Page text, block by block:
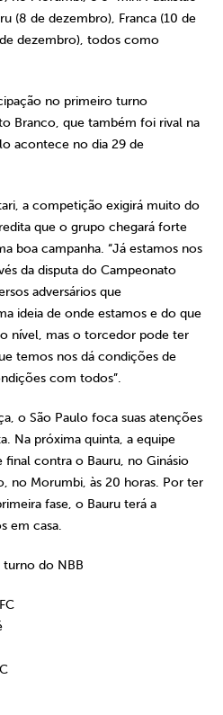
(8 de dezembro), Franca (10 de
dezembro), todos como
no primeiro turno
Branco, que também foi rival na
acontece no dia 29 de
a competição exigirá muito do
que o grupo chegará forte
boa campanha. “Já estamos nos
da disputa do Campeonato
adversários que
ideia de onde estamos e do que
nível, mas o torcedor pode ter
temos nos dá condições de
com todos”.
o São Paulo foca suas atenções
Na próxima quinta, a equipe
final contra o Bauru, no Ginásio
no Morumbi, às 20 horas. Por ter
fase, o Bauru terá a
em casa.
do NBB